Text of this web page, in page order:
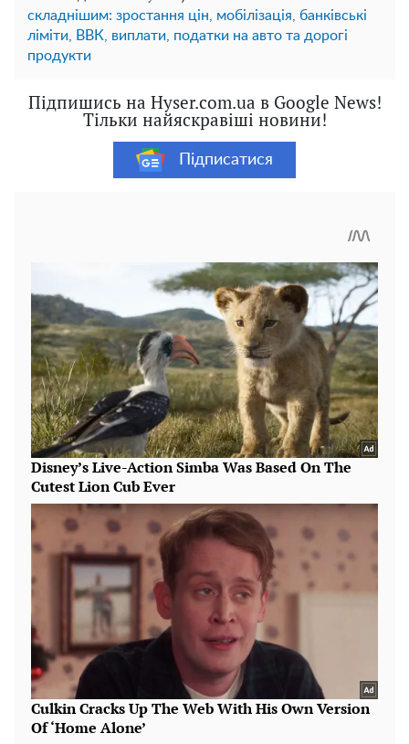
складнішим: зростання цін, мобілізація, банківські
ліміти, ВВК, виплати, податки на авто та дорогі
продукти
Підпишись на Hyser.com.ua в Google News!
Тільки найяскравіші новини!
Підписатися